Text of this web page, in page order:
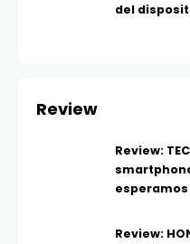
del
Review
Review:
Review: